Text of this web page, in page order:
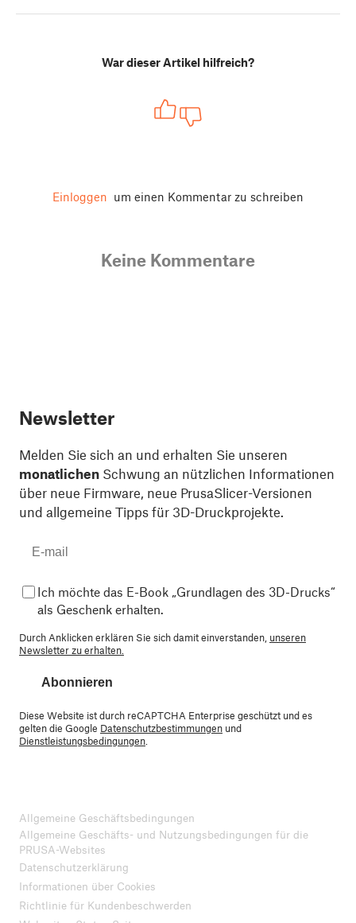
War dieser Artikel hilfreich?
Einloggen um einen Kommentar zu schreiben
Keine Kommentare
Newsletter
Melden Sie sich an und erhalten Sie unseren
monatlichen Schwung an nützlichen Informationen
über neue Firmware, neue PrusaSlicer-Versionen
und allgemeine Tipps für 3D-Druckprojekte.
Ich möchte das E-Book „Grundlagen des 3D-Drucks“
als Geschenk erhalten.
Durch Anklicken erklären Sie sich damit einverstanden, unseren
Newsletter zu erhalten.
Abonnieren
Diese Website ist durch reCAPTCHA Enterprise geschützt und es
gelten die Google Datenschutzbestimmungen und
Dienstleistungsbedingungen.
Allgemeine Geschäftsbedingungen
Allgemeine Geschäfts- und Nutzungsbedingungen für die
PRUSA-Websites
Datenschutzerklärung
Informationen über Cookies
Richtlinie für Kundenbeschwerden